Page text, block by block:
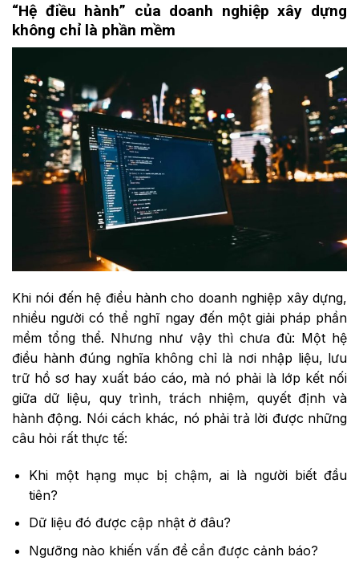
“Hệ điều hành” của doanh nghiệpxây dựng
không chỉ là phần mềm
Khi nói đến hệ điều hành cho doanh nghiệp xây dựng,
nhiều người có thể nghĩ ngay đến một giải pháp phần
mềm tổng thể. Nhưng như vậy thì chưa đủ: Một hệ
điều hành đúng nghĩa không chỉ là nơi nhập liệu, lưu
trữ hồ sơ hay xuất báo cáo, mà nó phải là lớp kết nối
giữa dữ liệu, quy trình, trách nhiệm, quyết định và
hành động. Nói cách khác, nó phải trả lời được những
câu hỏi rất thực tế:
Khi một hạng mục bị chậm, ai là người biết đầu
tiên?
Dữ liệu đó được cập nhật ở đâu?
Ngưỡng nào khiến vấn đề cần được cảnh báo?